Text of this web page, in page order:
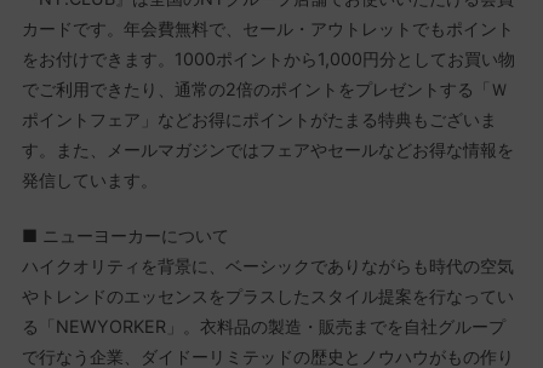
カードです。年会費無料で、セール・アウトレットでもポイント
をお付けできます。1000ポイントから1,000円分としてお買い物
でご利用できたり、通常の2倍のポイントをプレゼントする「Ｗ
ポイントフェア」などお得にポイントがたまる特典もございま
す。また、メールマガジンではフェアやセールなどお得な情報を
発信しています。
■ ニューヨーカーについて
ハイクオリティを背景に、ベーシックでありながらも時代の空気
やトレンドのエッセンスをプラスしたスタイル提案を行なってい
る「NEWYORKER」。衣料品の製造・販売までを自社グループ
で行なう企業、ダイドーリミテッドの歴史とノウハウがもの作り